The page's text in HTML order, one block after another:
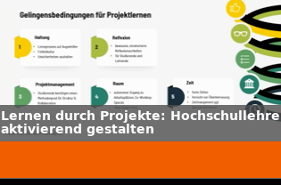
Lernen durch Projekte: Hochschullehre
aktivierend gestalten